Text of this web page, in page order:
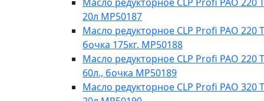
20л MP50187
Масло редукторное CLP Profi PAO 220
бочка 175кг. МР50188
Масло редукторное CLP Profi PAO 220
60л., бочка МР50189
Масло редукторное CLP Profi PAO 320